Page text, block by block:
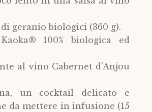
geranio biologici (360 g).
100% biologica ed
al vino Cabernet d'Anjou
un cocktail delicato e
da mettere in infusione (15